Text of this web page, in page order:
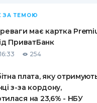
ВІНЬЄТКА
ВІД
ВИПАДКІВ
ПИТАННЯ ТА
ПУТІВНИКИ ПО
ЗА ТЕМОЮ
має картка
ПриватБанк
254
плата, яку
з-за кордону,
на 23,6% - НБУ